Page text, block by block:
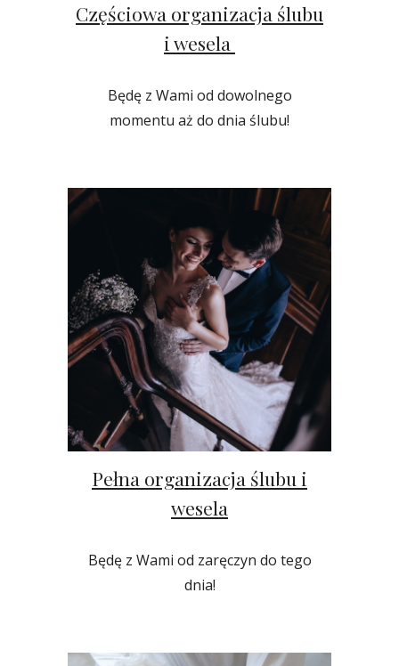
Częściowa organizacja ślubu
i wesela
Będę z Wami od dowolnego
momentu aż do dnia ślubu!
Pełna organizacja ślubu i
wesela
Będę z Wami od zaręczyn do tego
dnia!